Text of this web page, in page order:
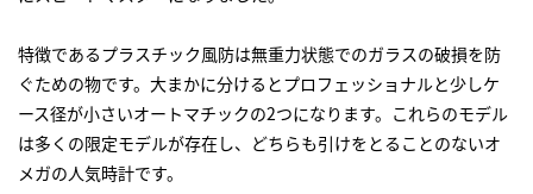
特徴であるプラスチック風防は無重力状態でのガラスの破損を防
ぐための物です。大まかに分けるとプロフェッショナルと少しケ
ース径が小さいオートマチックの2つになります。これらのモデル
は多くの限定モデルが存在し、どちらも引けをとることのないオ
メガの人気時計です。